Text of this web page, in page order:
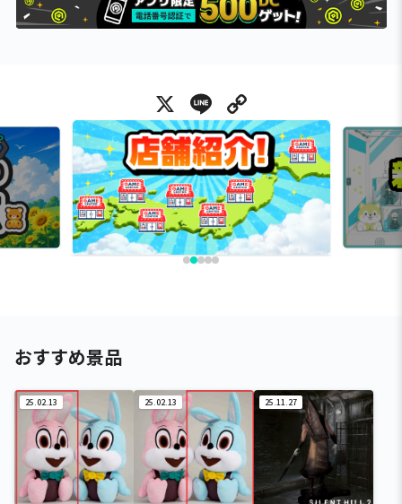
X Line
おすすめ景品
25.02.13 25.02.13 25.11.27